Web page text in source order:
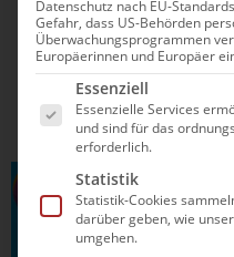
Meister Hannover und
Tabelle der Bundesliga der
feiert Bochum den dritten
noch passiert ist und was
liest du hier.
WASSERBALL
Datenschutz nach EU-
Gefahr, dass US-Behörden
Überwachungsprogrammen
Europäerinnen und Europäer
Es folgt eine Liste
Essenziell
Essenzielle Services
und sind für das
erforderlich.
Statistik
Statistik-Cookies
darüber geben, wie
umgehen.